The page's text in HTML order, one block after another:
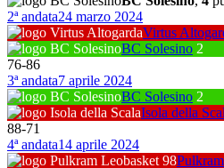
2ª andata24 marzo 2024
Virtus
BC Solesino 2
76-86
3ª andata7 aprile 2024
BC Solesino 2
Isola della
88-71
4ª andata14 aprile 2024